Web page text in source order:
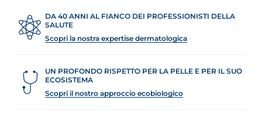
DA 40 ANNI AL FIANCO DEI PROFESSIONISTI DELLA
SALUTE
Scopri la nostra expertise dermatologica
UN PROFONDO RISPETTO PER LA PELLE E PER IL SUO
ECOSISTEMA
Scopri il nostro approccio ecobiologico